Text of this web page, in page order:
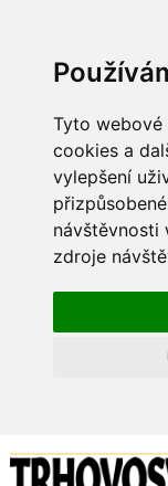
Tyto
cookies a
vylepšení
návštěvnosti
zdroje